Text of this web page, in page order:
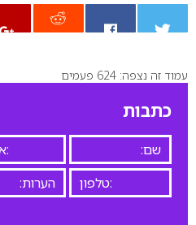
0
עמוד זה נצפה: 624 פעמים
כתבות